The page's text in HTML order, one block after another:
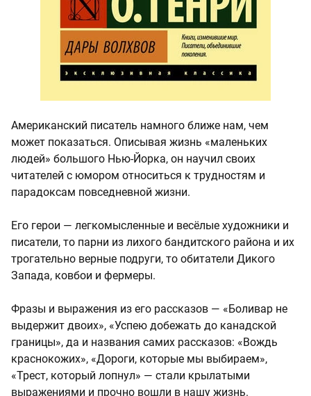
Американский писатель намного ближе нам, чем
может показаться. Описывая жизнь «маленьких
людей» большого Нью-Йорка, он научил своих
читателей с юмором относиться к трудностям и
парадоксам повседневной жизни.
Его герои — легкомысленные и весёлые художники и
писатели, то парни из лихого бандитского района и их
трогательно верные подруги, то обитатели Дикого
Запада, ковбои и фермеры.
Фразы и выражения из его рассказов — «Боливар не
выдержит двоих», «Успею добежать до канадской
границы», да и названия самих рассказов: «Вождь
краснокожих», «Дороги, которые мы выбираем»,
«Трест, который лопнул» — стали крылатыми
выражениями и прочно вошли в нашу жизнь.